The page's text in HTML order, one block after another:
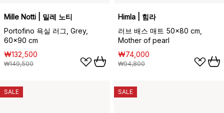
Mille Notti | 밀레 노티
Portofino 욕실 러그, Grey,
60x90 cm
₩132,500
₩149,500
Himla | 힘라
러브 배스 매트 50x80 cm,
Mother of pearl
₩74,000
₩94,800
SALE SALE